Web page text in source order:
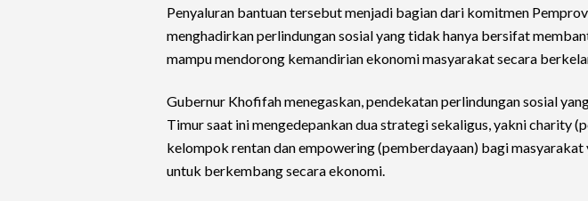
Penyaluran bantuan tersebut menjadi bagian dari komitmen
menghadirkan perlindungan sosial yang tidak hanya bersifat
mampu mendorong kemandirian ekonomi masyarakat secara
Gubernur Khofifah menegaskan, pendekatan perlindungan sosial
Timur saat ini mengedepankan dua strategi sekaligus, yakni charity
kelompok rentan dan empowering (pemberdayaan) bagi
untuk berkembang secara ekonomi.